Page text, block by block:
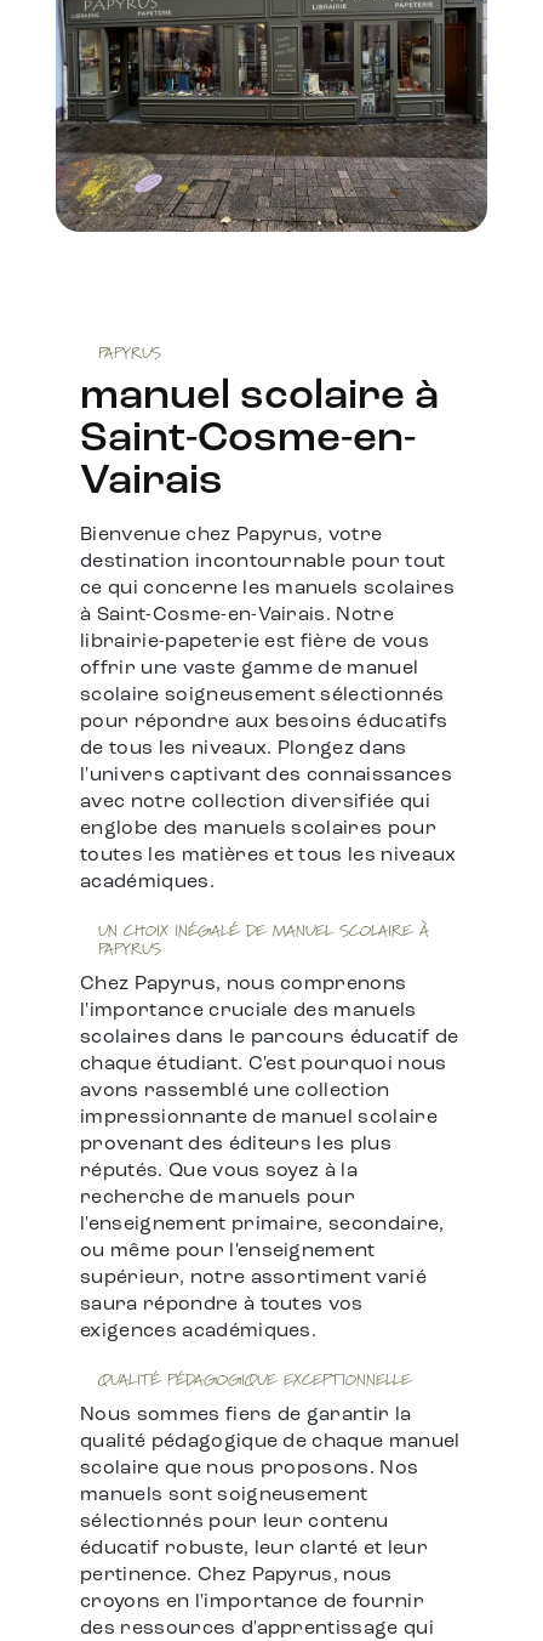
PAPYRUS
manuel scolaire à
Saint-Cosme-en-
Vairais
Bienvenue chez Papyrus, votre
destination incontournable pour tout
ce qui concerne les manuels scolaires
à Saint-Cosme-en-Vairais. Notre
librairie-papeterie est fière de vous
offrir une vaste gamme de manuel
scolaire soigneusement sélectionnés
pour répondre aux besoins éducatifs
de tous les niveaux. Plongez dans
l'univers captivant des connaissances
avec notre collection diversifiée qui
englobe des manuels scolaires pour
toutes les matières et tous les niveaux
académiques.
UN CHOIX INÉGALÉ DE MANUEL SCOLAIRE À
PAPYRUS
Chez Papyrus, nous comprenons
l'importance cruciale des manuels
scolaires dans le parcours éducatif de
chaque étudiant. C'est pourquoi nous
avons rassemblé une collection
impressionnante de manuel scolaire
provenant des éditeurs les plus
réputés. Que vous soyez à la
recherche de manuels pour
l'enseignement primaire, secondaire,
ou même pour l'enseignement
supérieur, notre assortiment varié
saura répondre à toutes vos
exigences académiques.
QUALITÉ PÉDAGOGIQUE EXCEPTIONNELLE
Nous sommes fiers de garantir la
qualité pédagogique de chaque manuel
scolaire que nous proposons. Nos
manuels sont soigneusement
sélectionnés pour leur contenu
éducatif robuste, leur clarté et leur
pertinence. Chez Papyrus, nous
croyons en l'importance de fournir
des ressources d'apprentissage qui